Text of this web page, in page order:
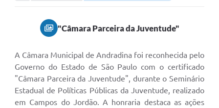
Prestação de Contas
Notícias
Contato
"Câmara Parceira da Juventude"
A Câmara Municipal de Andradina foi reconhecida pelo
Governo do Estado de São Paulo com o certificado
"Câmara Parceira da Juventude", durante o Seminário
Estadual de Políticas Públicas da Juventude, realizado
em Campos do Jordão. A honraria destaca as ações